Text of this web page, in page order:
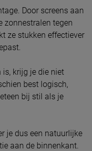
Door screens aan
zonnestralen tegen
ze stukken effectiever
krijg je die niet
best logisch,
bij stil als je
je dus een natuurlijke
aan de binnenkant.